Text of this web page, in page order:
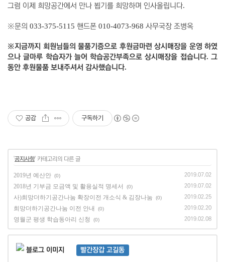
그럼 이제 희망공간에서 만나 뵙기를 희망하며 인사올립니다.
※문의 033-375-5115 핸드폰 010-4073-968 사무국장 조병옥
※지금까지 회원님들의 물품기증으로 후원금마련 상시매장을 운영 하였
으나 글마루 학습자가 늘어 학습공간부족으로 상시매장을 접습니다. 그
동안 후원물품 보내주셔서 감사했습니다.
공감 구독하기
'공지사항' 카테고리의 다른 글
2019년 예산안 (0) 2019.07.02
2018년 기부금 모금액 및 활용실적 명세서 (0) 2019.07.02
사)희망더하기공간나눔 확장이전 개소식 & 김장나눔 (0) 2019.02.25
희망더하기공간나눔 이전 안내 (0) 2019.02.20
영월군 평생 학습동아리 신청 (0) 2019.02.08
빨간장갑 고길동